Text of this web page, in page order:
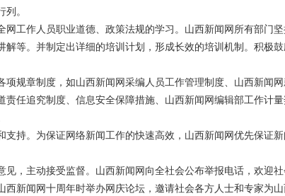
。
工作人员职业道德、政策法规的学习。山西新闻网所有部门
解等。并制定出详细的培训计划，形成长效的培训机制。积极
章制度，如山西新闻网采编人员工作管理制度、山西新闻网
责任追究制度、信息安全保障措施、山西新闻网编辑部工作计
持。为保证网络新闻工作的快速高效，山西新闻网优先保证
，主动接受监督。山西新闻网向全社会公布举报电话，欢迎
西新闻网十周年时举办网庆论坛，邀请社会各方人士和专家为